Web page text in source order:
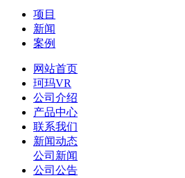
项目
新闻
案例
网站首页
珂玛VR
公司介绍
产品中心
联系我们
新闻动态
公司新闻
公司公告